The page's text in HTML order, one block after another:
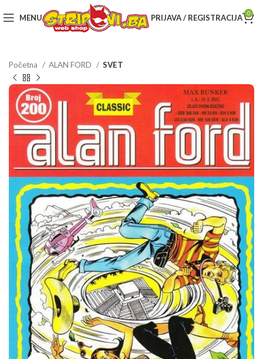
MENU PRIJAVA / REGISTRACIJA 0
Početna ALAN FORD SVET